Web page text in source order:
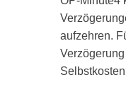
aufzehren.